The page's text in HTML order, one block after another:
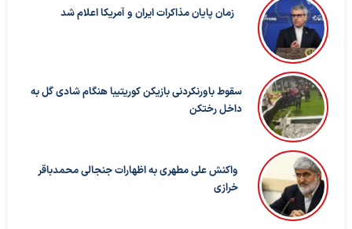
زمان پایان مذاکرات ایران و آمریکا اعلام شد
سقوط باورنکردنی بازیکن کوریتیبا هنگام شادی گل به
داخل رختکن
واکنش علی مطهری به اظهارات جنجالی محمدباقر
خرازی